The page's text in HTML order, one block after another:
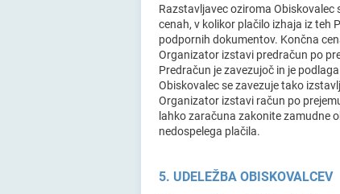
Razstavljavec oziroma
cenah, v kolikor plačilo izhaja iz teh
podpornih dokumentov. Končna
Organizator izstavi predračun po
Predračun je zavezujoč in je
Obiskovalec se zavezuje tako
Organizator izstavi račun po
lahko zaračuna zakonite zamudne
nedospelega plačila.
5. UDELEŽBA OBISKOVALCEV